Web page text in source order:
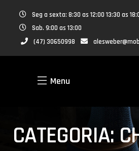
Seg a sexta: 8:30 as 12:00 13:30 as
Sab. 9:00 as 13:00
(47) 30650998
Menu
CATEGORIA: